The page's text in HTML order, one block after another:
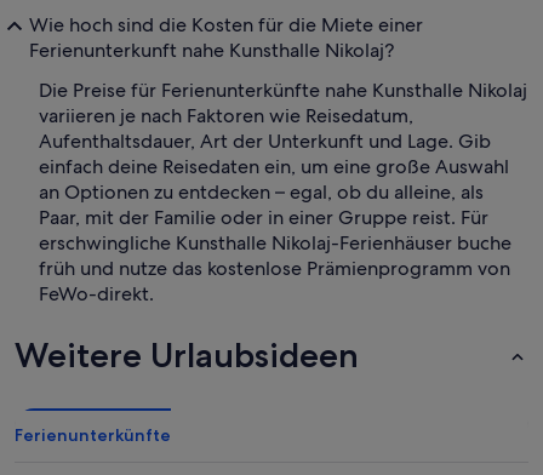
Wie hoch sind die Kosten für die Miete einer
Ferienunterkunft nahe Kunsthalle Nikolaj?
Die Preise für Ferienunterkünfte nahe Kunsthalle Nikolaj
variieren je nach Faktoren wie Reisedatum,
Aufenthaltsdauer, Art der Unterkunft und Lage. Gib
einfach deine Reisedaten ein, um eine große Auswahl
an Optionen zu entdecken – egal, ob du alleine, als
Paar, mit der Familie oder in einer Gruppe reist. Für
erschwingliche Kunsthalle Nikolaj-Ferienhäuser buche
früh und nutze das kostenlose Prämienprogramm von
FeWo-direkt.
Weitere Urlaubsideen
Ferienunterkünfte